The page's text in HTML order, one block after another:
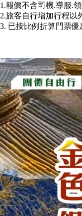
1.報價不含司機.導服.
2.旅客自行增加行程以
3. 已按比例折算門票